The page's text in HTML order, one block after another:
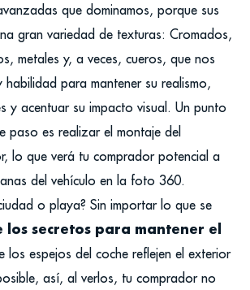
que dominamos, porque sus
gran variedad de texturas: Cromados,
metales y, a veces, cueros, que nos
para mantener su realismo,
y acentuar su impacto visual. Un punto
paso es realizar el montaje del
lo que verá tu comprador potencial a
del vehículo en la foto 360.
o playa? Sin importar lo que se
los secretos para mantener el
los espejos del coche reflejen el exterior
así, al verlos, tu comprador no